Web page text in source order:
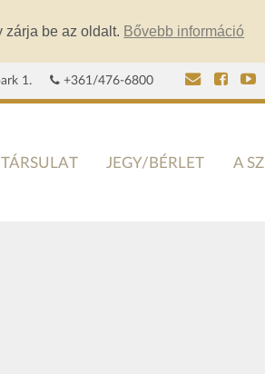
zárja be az oldalt. Bővebb információ
1. +361/476-6800
TÁRSULAT JEGY/BÉRLET A